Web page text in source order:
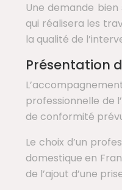
Une demande
qui réalisera les
la qualité de
Présentation
professionnelle de
de conformité
Le choix d’un
domestique en
de l’ajout d’une